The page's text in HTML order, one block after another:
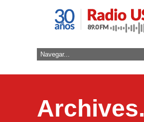
Archives.